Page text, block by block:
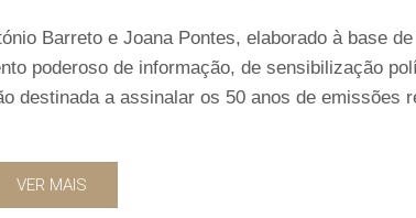
Barreto e Joana Pontes, elaborado à base
poderoso de informação, de sensibilização
destinada a assinalar os 50 anos de emissões
VER MAIS